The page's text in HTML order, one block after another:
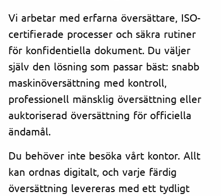
Vi arbetar med erfarna översättare, ISO-
certifierade processer och säkra rutiner
för konfidentiella dokument. Du väljer
själv den lösning som passar bäst: snabb
maskinöversättning med kontroll,
professionell mänsklig översättning eller
auktoriserad översättning för officiella
ändamål.
Du behöver inte besöka vårt kontor. Allt
kan ordnas digitalt, och varje färdig
översättning levereras med ett tydligt